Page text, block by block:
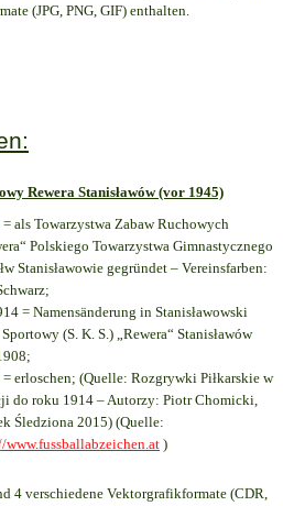
(JPG, PNG, GIF) enthalten.
Rewera Stanisławów (vor 1945)
= als Towarzystwa Zabaw Ruchowych
Polskiego Towarzystwa Gimnastycznego
Stanisławowie gegründet – Vereinsfarben:
= Namensänderung in Stanisławowski
(S. K. S.) „Rewera“ Stanisławów
= erloschen; (Quelle: Rozgrywki Piłkarskie w
do roku 1914 – Autorzy: Piotr Chomicki,
Śledziona 2015) (Quelle:
www.fussballabzeichen.at )
4 verschiedene Vektorgrafikformate (CDR,